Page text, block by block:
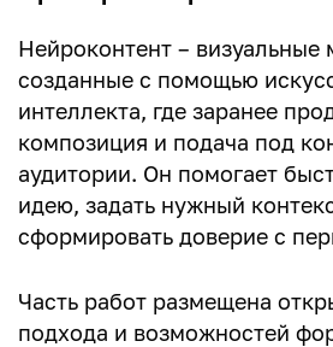
Нейроконтент – визуальные
созданные с помощью
интеллекта, где заранее
композиция и подача под
аудитории. Он помогает
идею, задать нужный
сформировать доверие с
Часть работ размещена
подхода и возможностей